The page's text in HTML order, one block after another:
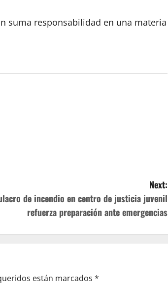
suma responsabilidad en una materia
Next:
de incendio en centro de justicia juvenil
refuerza preparación ante emergencias
están marcados *